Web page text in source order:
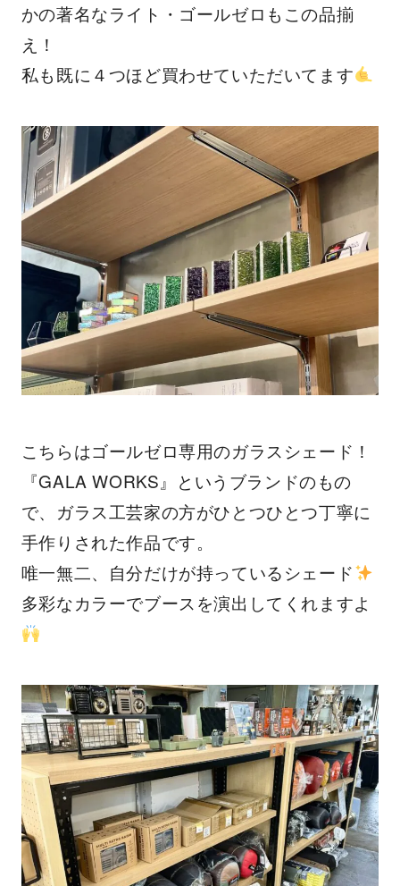
かの著名なライト・ゴールゼロもこの品揃
え！
私も既に４つほど買わせていただいてます
こちらはゴールゼロ専用のガラスシェード！
『GALA WORKS』というブランドのもの
で、ガラス工芸家の方がひとつひとつ丁寧に
手作りされた作品です。
唯一無二、自分だけが持っているシェード
多彩なカラーでブースを演出してくれますよ